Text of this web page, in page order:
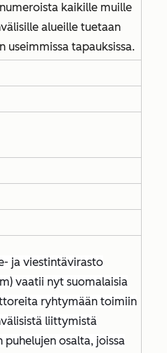
kaikille muille
alueille tuetaan
useimmissa tapauksissa.
ja viestintävirasto
vaatii nyt suomalaisia
ryhtymään toimiin
liittymistä
puhelujen osalta, joissa